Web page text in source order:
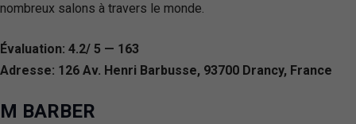
nombreux salons à travers le monde.
Évaluation: 4.2/ 5 — 163
Adresse: 126 Av. Henri Barbusse, 93700 Drancy, France
M BARBER